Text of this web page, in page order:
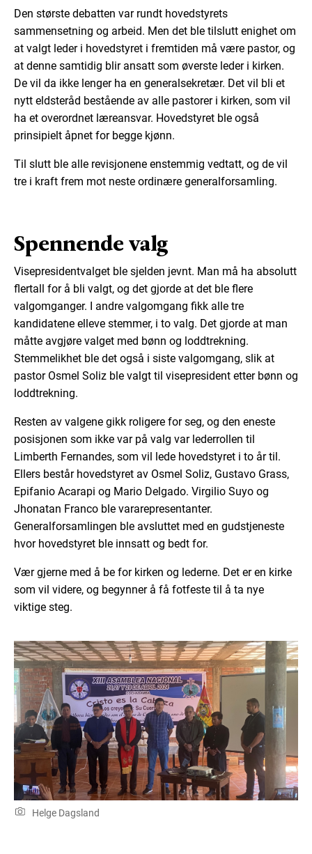
Den største debatten var rundt hovedstyrets
sammensetning og arbeid. Men det ble tilslutt enighet om
at valgt leder i hovedstyret i fremtiden må være pastor, og
at denne samtidig blir ansatt som øverste leder i kirken.
De vil da ikke lenger ha en generalsekretær. Det vil bli et
nytt eldsteråd bestående av alle pastorer i kirken, som vil
ha et overordnet læreansvar. Hovedstyret ble også
prinsipielt åpnet for begge kjønn.
Til slutt ble alle revisjonene enstemmig vedtatt, og de vil
tre i kraft frem mot neste ordinære generalforsamling.
Spennende valg
Visepresidentvalget ble sjelden jevnt. Man må ha absolutt
flertall for å bli valgt, og det gjorde at det ble flere
valgomganger. I andre valgomgang fikk alle tre
kandidatene elleve stemmer, i to valg. Det gjorde at man
måtte avgjøre valget med bønn og loddtrekning.
Stemmelikhet ble det også i siste valgomgang, slik at
pastor Osmel Soliz ble valgt til visepresident etter bønn og
loddtrekning.
Resten av valgene gikk roligere for seg, og den eneste
posisjonen som ikke var på valg var lederrollen til
Limberth Fernandes, som vil lede hovedstyret i to år til.
Ellers består hovedstyret av Osmel Soliz, Gustavo Grass,
Epifanio Acarapi og Mario Delgado. Virgilio Suyo og
Jhonatan Franco ble vararepresentanter.
Generalforsamlingen ble avsluttet med en gudstjeneste
hvor hovedstyret ble innsatt og bedt for.
Vær gjerne med å be for kirken og lederne. Det er en kirke
som vil videre, og begynner å få fotfeste til å ta nye
viktige steg.
Helge Dagsland